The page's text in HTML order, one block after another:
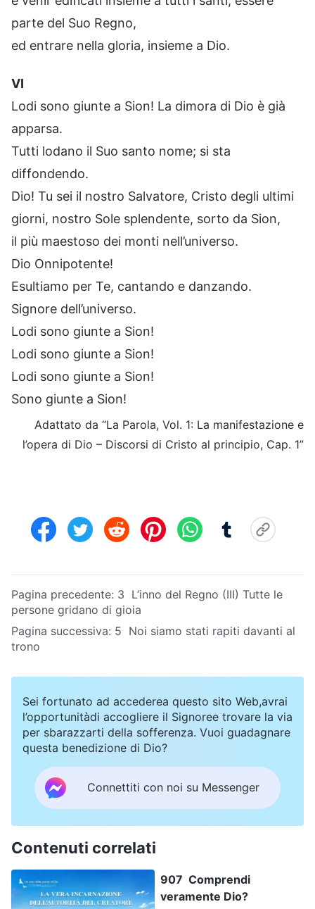
parte del Suo Regno,
ed entrare nella gloria, insieme a Dio.
VI
Lodi sono giunte a Sion! La dimora di Dio è già
apparsa.
Tutti lodano il Suo santo nome; si sta
diffondendo.
Dio! Tu sei il nostro Salvatore, Cristo degli ultimi
giorni, nostro Sole splendente, sorto da Sion,
il più maestoso dei monti nell’universo.
Dio Onnipotente!
Esultiamo per Te, cantando e danzando.
Signore dell’universo.
Lodi sono giunte a Sion!
Lodi sono giunte a Sion!
Lodi sono giunte a Sion!
Sono giunte a Sion!
Adattato da “La Parola, Vol. 1: La manifestazione e
l’opera di Dio – Discorsi di Cristo al principio, Cap. 1”
Pagina precedente: 3 L’inno del Regno (III) Tutte le
persone gridano di gioia
Pagina successiva: 5 Noi siamo stati rapiti davanti al
trono
Sei fortunato ad accederea questo sito Web,avrai
l’opportunitàdi accogliere il Signoree trovare la via
per sbarazzarti della sofferenza. Vuoi guadagnare
questa benedizione di Dio?
Connettiti con noi su Messenger
Contenuti correlati
907 Comprendi
veramente Dio?